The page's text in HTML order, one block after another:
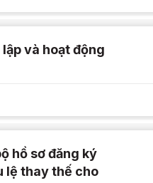
và hoạt động
hồ sơ đăng ký
lệ thay thế cho